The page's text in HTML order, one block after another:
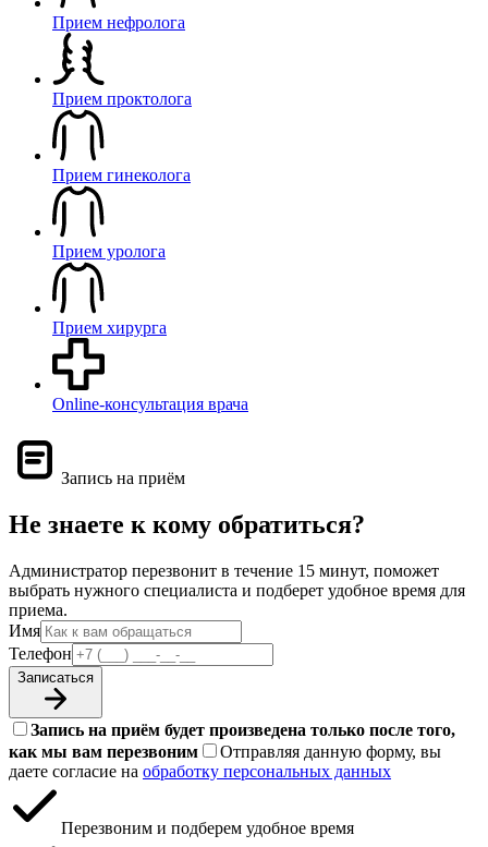
Прием нефролога
Прием проктолога
Прием гинеколога
Прием уролога
Прием хирурга
Online-консультация врача
Запись на приём
Не знаете к кому обратиться?
Администратор перезвонит в течение 15 минут, поможет
выбрать нужного специалиста и подберет удобное время для
приема.
Имя
Телефон
Записаться
Запись на приём будет произведена только после того,
как мы вам перезвоним
Отправляя данную форму, вы
даете согласие на обработку персональных данных
Перезвоним и подберем удобное время